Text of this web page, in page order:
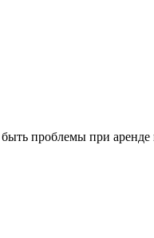
проблемы при